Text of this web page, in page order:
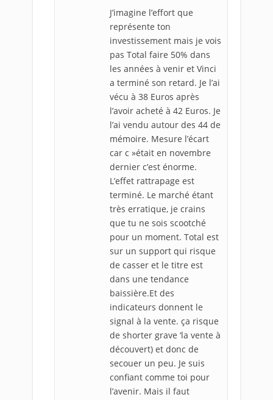
J’imagine l’effort que
représente ton
investissement mais je vois
pas Total faire 50% dans
les années à venir et Vinci
a terminé son retard. Je l’ai
vécu à 38 Euros après
l’avoir acheté à 42 Euros. Je
l’ai vendu autour des 44 de
mémoire. Mesure l’écart
car c »était en novembre
dernier c’est énorme.
L’effet rattrapage est
terminé. Le marché étant
très erratique, je crains
que tu ne sois scootché
pour un moment. Total est
sur un support qui risque
de casser et le titre est
dans une tendance
baissière.Et des
indicateurs donnent le
signal à la vente. ça risque
de shorter grave ‘la vente à
découvert) et donc de
secouer un peu. Je suis
confiant comme toi pour
l’avenir. Mais il faut